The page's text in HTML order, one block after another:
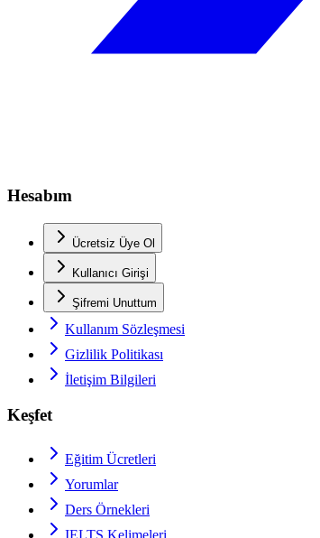
Hesabım
Ücretsiz Üye Ol
Kullanıcı Girişi
Şifremi Unuttum
Kullanım Sözleşmesi
Gizlilik Politikası
İletişim Bilgileri
Keşfet
Eğitim Ücretleri
Yorumlar
Ders Örnekleri
IELTS Kelimeleri